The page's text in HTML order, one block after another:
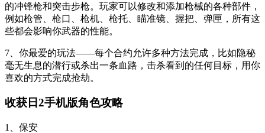
的冲锋枪和突击步枪。玩家可以修改和添加枪械的各种部件，
例如枪管、枪口、枪机、枪托、瞄准镜、握把、弹匣，所有这
些都会影响你武器的性能。
7、你最爱的玩法——每个合约允许多种方法完成，比如隐秘
毫无生息的潜行或杀出一条血路，击杀看到的任何目标，用你
喜欢的方式完成抢劫。
收获日2手机版角色攻略
1、保安